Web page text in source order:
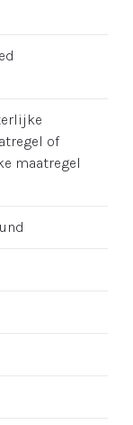
of
maatregel